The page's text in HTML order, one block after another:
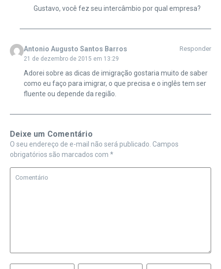
Gustavo, você fez seu intercâmbio por qual empresa?
Antonio Augusto Santos Barros
21 de dezembro de 2015 em 13:29
Responder
Adorei sobre as dicas de imigração gostaria muito de saber
como eu faço para imigrar, o que precisa e o inglês tem ser
fluente ou depende da região.
Deixe um Comentário
O seu endereço de e-mail não será publicado. Campos
obrigatórios são marcados com *